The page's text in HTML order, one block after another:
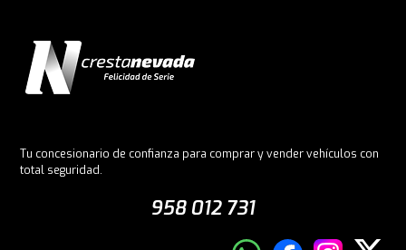
Tu concesionario de confianza para comprar y vender vehículos con
total seguridad.
958 012 731